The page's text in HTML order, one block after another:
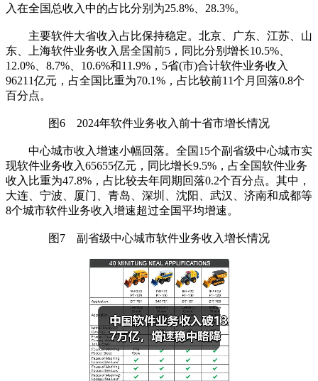
入在全国总收入中的占比分别为25.8%、28.3%。
主要软件大省收入占比保持稳定。北京、广东、江苏、山
东、上海软件业务收入居全国前5，同比分别增长10.5%、
12.0%、8.7%、10.6%和11.9%，5省(市)合计软件业务收入
96211亿元，占全国比重为70.1%，占比较前11个月回落0.8个
百分点。
图6 2024年软件业务收入前十省市增长情况
中心城市收入增速小幅回落。全国15个副省级中心城市实
现软件业务收入65655亿元，同比增长9.5%，占全国软件业务
收入比重为47.8%，占比较去年同期回落0.2个百分点。其中，
大连、宁波、厦门、青岛、深圳、沈阳、武汉、济南和成都等
8个城市软件业务收入增速超过全国平均增速。
图7 副省级中心城市软件业务收入增长情况